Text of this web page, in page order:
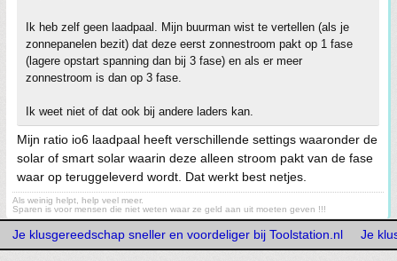
Ik heb zelf geen laadpaal. Mijn buurman wist te vertellen (als je
zonnepanelen bezit) dat deze eerst zonnestroom pakt op 1 fase
(lagere opstart spanning dan bij 3 fase) en als er meer
zonnestroom is dan op 3 fase.
Ik weet niet of dat ook bij andere laders kan.
Mijn ratio io6 laadpaal heeft verschillende settings waaronder de
solar of smart solar waarin deze alleen stroom pakt van de fase
waar op teruggeleverd wordt. Dat werkt best netjes.
Als weinig helpt, help veel meer.
Sparen is voor mensen die niet weten waar ze geld aan uit moeten geven !!!
Je klusgereedschap sneller en voordeliger bij Toolstation.nl Je